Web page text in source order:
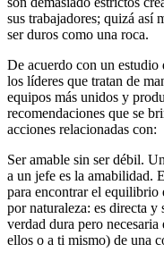
sus trabajadores; quizá así
ser duros como una roca.
De acuerdo con un
los líderes que tratan de
equipos más unidos y
recomendaciones que se
acciones relacionadas con:
Ser amable sin ser débil.
a un jefe es la amabilidad.
para encontrar el equilibrio
por naturaleza: es directa y
verdad dura pero
ellos o a ti mismo) de una